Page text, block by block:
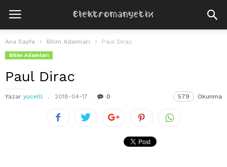
Ana Sayfa Bilim Adamları Paul Dirac
Bilim Adamları
Paul Dirac
Yazar yucelll 2018-04-17 0 579 Okunma